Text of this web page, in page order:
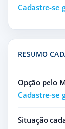
Cadastre-se
RESUMO
Opção pelo
Cadastre-se
Situação